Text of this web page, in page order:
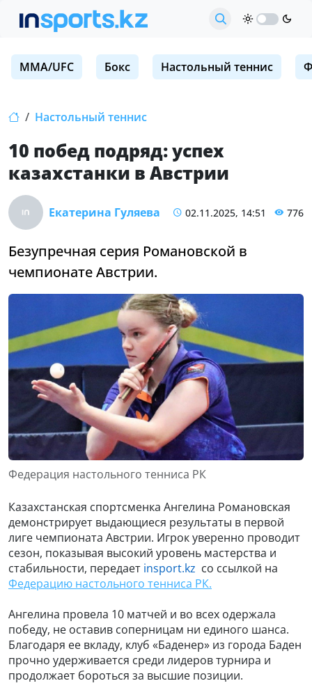
MMA/UFC Бокс Настольный теннис
Настольный теннис
10 побед подряд: успех
казахстанки в Австрии
Екатерина Гуляева 02.11.2025, 14:51 776
Безупречная серия Романовской в
чемпионате Австрии.
Федерация настольного тенниса РК
Казахстанская спортсменка Ангелина Романовская
демонстрирует выдающиеся результаты в первой
лиге чемпионата Австрии. Игрок уверенно проводит
сезон, показывая высокий уровень мастерства и
стабильности, передает insport.kz со ссылкой на
Федерацию настольного тенниса РК.
Ангелина провела 10 матчей и во всех одержала
победу, не оставив соперницам ни единого шанса.
Благодаря ее вкладу, клуб «Баденер» из города Баден
прочно удерживается среди лидеров турнира и
продолжает бороться за высшие позиции.